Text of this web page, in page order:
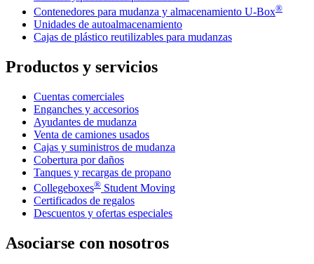
Contenedores para mudanza y almacenamiento U-Box®
Unidades de autoalmacenamiento
Cajas de plástico reutilizables para mudanzas
Productos y servicios
Cuentas comerciales
Enganches y accesorios
Ayudantes de mudanza
Venta de camiones usados
Cajas y suministros de mudanza
Cobertura por daños
Tanques y recargas de propano
Collegeboxes® Student Moving
Certificados de regalos
Descuentos y ofertas especiales
Asociarse con nosotros